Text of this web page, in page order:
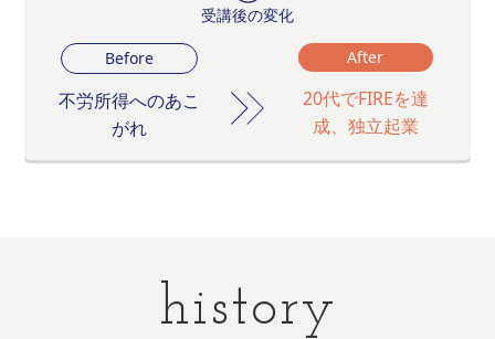
受講後の変化
Before
不労所得へのあこ
がれ
After
20代でFIREを達
成、独立起業
history